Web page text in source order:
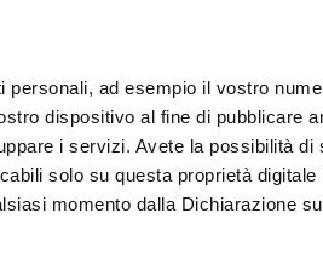
personali, ad esempio il vostro
dispositivo al fine di pubblicare
i servizi. Avete la possibilità
solo su questa proprietà
momento dalla Dichiarazione
Snelkoeler
Presentatie
Verkoop